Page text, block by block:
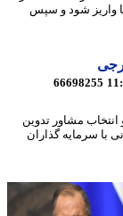
شود و سپس
مشاور تدوین
سرمایه گذاران